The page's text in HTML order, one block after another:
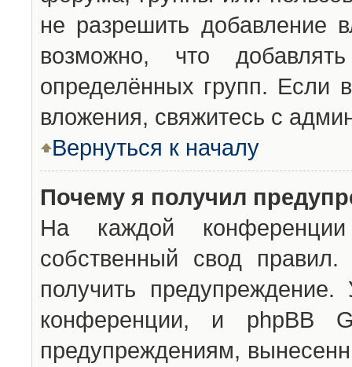
не разрешить добавление
возможно, что
определённых групп. Если
вложения, свяжитесь с
Вернуться к началу
Почему я получил
На каждой конференции
собственный свод
получить
конференции, и phpBB
предупреждениям,